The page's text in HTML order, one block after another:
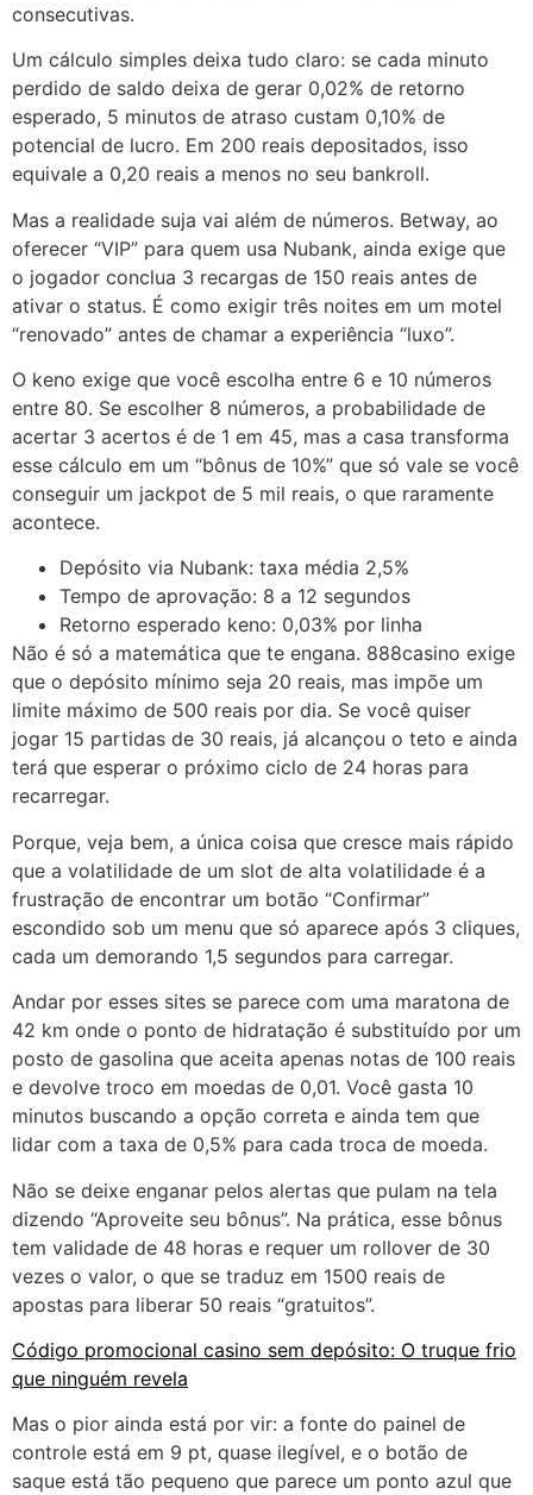
consecutivas.
Um cálculo simples deixa tudo claro: se cada minuto
perdido de saldo deixa de gerar 0,02% de retorno
esperado, 5 minutos de atraso custam 0,10% de
potencial de lucro. Em 200 reais depositados, isso
equivale a 0,20 reais a menos no seu bankroll.
Mas a realidade suja vai além de números. Betway, ao
oferecer “VIP” para quem usa Nubank, ainda exige que
o jogador conclua 3 recargas de 150 reais antes de
ativar o status. É como exigir três noites em um motel
“renovado” antes de chamar a experiência “luxo”.
O keno exige que você escolha entre 6 e 10 números
entre 80. Se escolher 8 números, a probabilidade de
acertar 3 acertos é de 1 em 45, mas a casa transforma
esse cálculo em um “bônus de 10%” que só vale se você
conseguir um jackpot de 5 mil reais, o que raramente
acontece.
Depósito via Nubank: taxa média 2,5%
Tempo de aprovação: 8 a 12 segundos
Retorno esperado keno: 0,03% por linha
Não é só a matemática que te engana. 888casino exige
que o depósito mínimo seja 20 reais, mas impõe um
limite máximo de 500 reais por dia. Se você quiser
jogar 15 partidas de 30 reais, já alcançou o teto e ainda
terá que esperar o próximo ciclo de 24 horas para
recarregar.
Porque, veja bem, a única coisa que cresce mais rápido
que a volatilidade de um slot de alta volatilidade é a
frustração de encontrar um botão “Confirmar”
escondido sob um menu que só aparece após 3 cliques,
cada um demorando 1,5 segundos para carregar.
Andar por esses sites se parece com uma maratona de
42 km onde o ponto de hidratação é substituído por um
posto de gasolina que aceita apenas notas de 100 reais
e devolve troco em moedas de 0,01. Você gasta 10
minutos buscando a opção correta e ainda tem que
lidar com a taxa de 0,5% para cada troca de moeda.
Não se deixe enganar pelos alertas que pulam na tela
dizendo “Aproveite seu bônus”. Na prática, esse bônus
tem validade de 48 horas e requer um rollover de 30
vezes o valor, o que se traduz em 1500 reais de
apostas para liberar 50 reais “gratuitos”.
Código promocional casino sem depósito: O truque frio
que ninguém revela
Mas o pior ainda está por vir: a fonte do painel de
controle está em 9 pt, quase ilegível, e o botão de
saque está tão pequeno que parece um ponto azul que